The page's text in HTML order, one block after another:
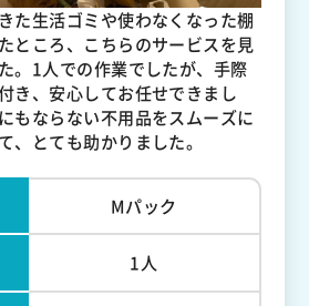
た生活ゴミや使わなくなった棚
ところ、こちらのサービスを見
。1人での作業でしたが、手際
き、安心してお任せできまし
もならない不用品をスムーズに
、とても助かりました。
Mパック
1人